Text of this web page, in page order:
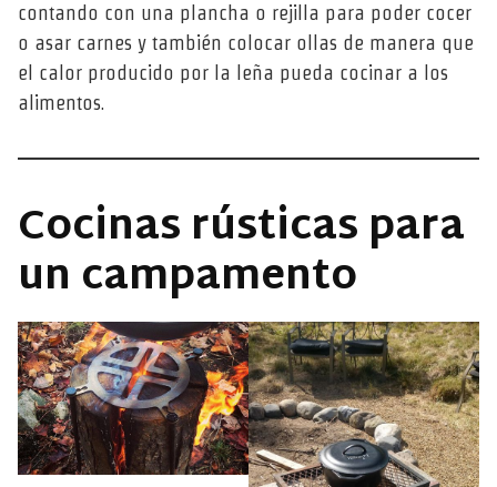
contando con una plancha o rejilla para poder cocer
o asar carnes y también colocar ollas de manera que
el calor producido por la leña pueda cocinar a los
alimentos.
Cocinas rústicas para
un campamento